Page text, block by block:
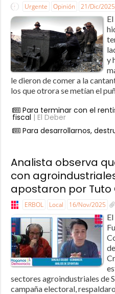
Urgente Opinión 21/Dic/2025
y
le dieron de comer a la
los que otrora se metían el
Para terminar con el
fiscal | El Deber
Para desarrollarnos,
Analista observa
con
apostaron por Tuto
ERBOL Local 16/Nov/2025
sectores agroindustriales de
campaña electoral,